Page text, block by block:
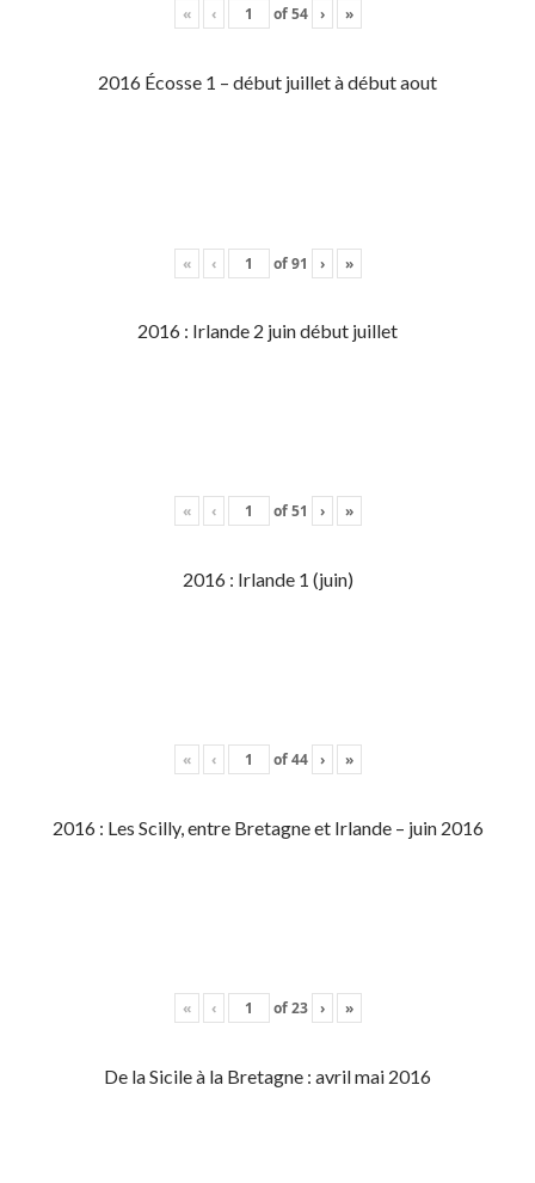
« ‹ of54 › »
2016 Écosse 1 – début juillet à début aout
« ‹ of91 › »
2016 : Irlande 2 juin début juillet
« ‹ of51 › »
2016 : Irlande 1 (juin)
« ‹ of44 › »
2016 : Les Scilly, entre Bretagne et Irlande – juin 2016
« ‹ of23 › »
De la Sicile à la Bretagne : avril mai 2016